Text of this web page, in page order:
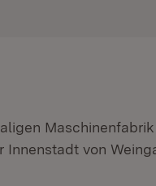
Innenstadt von